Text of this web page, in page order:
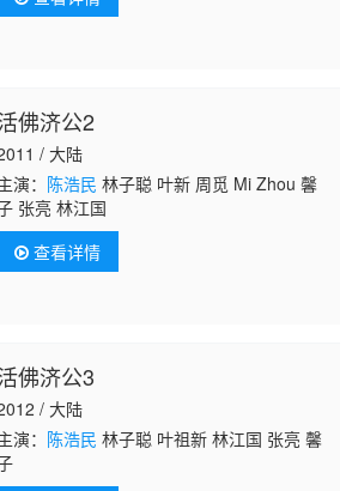
佛济公2
/ 大陆
演： 陈浩民 林子聪 叶新 周觅 Mi Zhou 馨
张亮 林江国
查看详情
佛济公3
/ 大陆
演： 陈浩民 林子聪 叶祖新 林江国 张亮 馨